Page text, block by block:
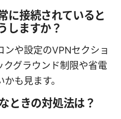
に接続されていると
しますか？
ンや設定のVPNセクショ
クグラウンド制限や省電
も見ます。
ときの対処法は？